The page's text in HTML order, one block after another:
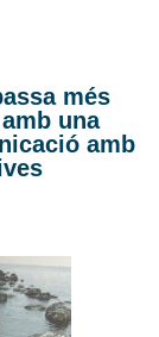
més
una
amb